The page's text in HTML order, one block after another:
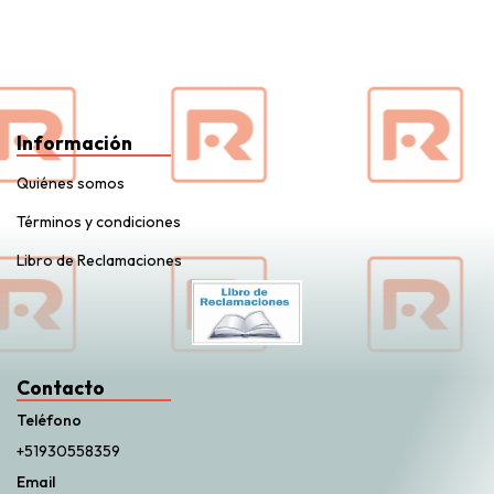
Información
Quiénes somos
Términos y condiciones
Libro de Reclamaciones
Contacto
Teléfono
+51930558359
Email